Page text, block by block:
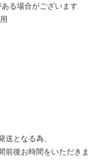
る場合がございます
送となる為、
前後お時間をいただきま